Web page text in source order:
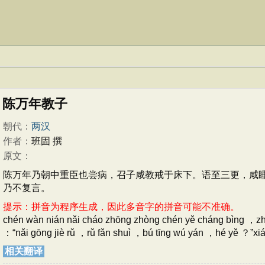
陈万年教子
朝代： 两汉
作者： 班固 撰
原文：
陈万年乃朝中重臣也尝病，召子咸教戒于床下。语至三更，咸
乃不复言。
提示：拼音为程序生成，因此多音字的拼音可能不准确。
chén wàn nián nǎi cháo zhōng zhòng chén yě cháng bìng ，
：“nǎi gōng jiè rǔ ，rǔ fǎn shuì ，bú tīng wú yán ，hé yě ？
相关翻译